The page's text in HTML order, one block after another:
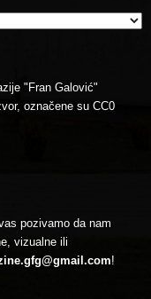
"Fran Galović"
označene su CC0
pozivamo da nam
vizualne ili
!